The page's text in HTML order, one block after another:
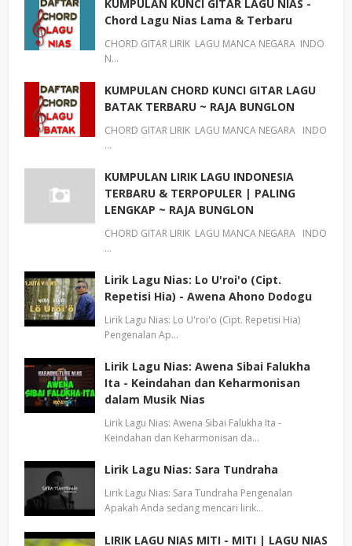
KUMPULAN KUNCI GITAR LAGU NIAS -
Chord Lagu Nias Lama & Terbaru
CHORD GITAR LIRIK LAGU MANCA NEGARA INDO
N…
KUMPULAN CHORD KUNCI GITAR LAGU
BATAK TERBARU ~ RAJA BUNGLON
CHORD GITAR LIRIK LAGU MANCA NEGARA INDO
…
KUMPULAN LIRIK LAGU INDONESIA
TERBARU & TERPOPULER | PALING
LENGKAP ~ RAJA BUNGLON
CHORD GITAR LIRIK LAGU MANCA NEGARA INDO
…
Lirik Lagu Nias: Lo U'roi'o (Cipt.
Repetisi Hia) - Awena Ahono Dodogu
Lirik Lagu Nias: Lo U'roi'o (Cipt. Repetisi Hia)
Pengenalan Ap…
Lirik Lagu Nias: Awena Sibai Falukha
Ita - Keindahan dan Keharmonisan
dalam Musik Nias
Lirik Lagu Nias: Awena Sibai Falukha Ita -
Keindahan dan Keharmonisan da…
Lirik Lagu Nias: Sara Tundraha
Lirik Lagu Nias: Sara Tundraha Pengenalan
Apakah Anda sedang mencari lirik…
LIRIK LAGU NIAS MITI - MITI | LAGU NIAS